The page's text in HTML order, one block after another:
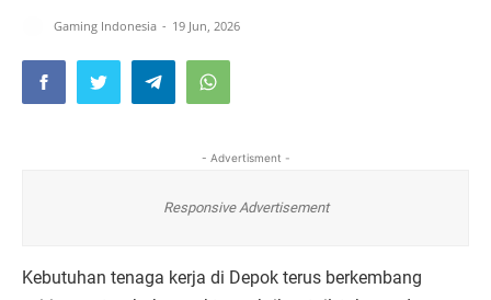
Gaming Indonesia 19 Jun, 2026
- Advertisment -
Responsive Advertisement
Kebutuhan tenaga kerja di Depok terus berkembang